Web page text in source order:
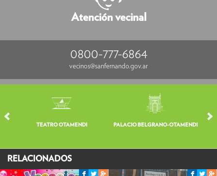
Atención vecinal
0800-777-6864
vecinos@sanfernando.gov.ar
TEATRO OTAMENDI PALACIO BELGRANO-OTAMENDI
RELACIONADOS